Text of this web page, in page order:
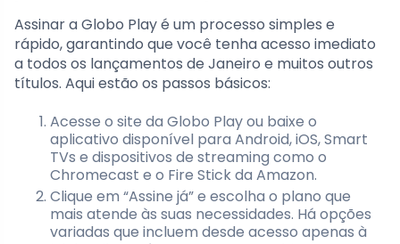
Assinar a Globo Play é um processo simples e
rápido, garantindo que você tenha acesso imediato
a todos os lançamentos de Janeiro e muitos outros
títulos. Aqui estão os passos básicos:
Acesse o site da Globo Play ou baixe o
aplicativo disponível para Android, iOS, Smart
TVs e dispositivos de streaming como o
Chromecast e o Fire Stick da Amazon.
Clique em “Assine já” e escolha o plano que
mais atende às suas necessidades. Há opções
variadas que incluem desde acesso apenas à